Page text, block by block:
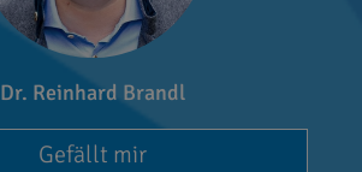
Dr. Reinhard Brandl
Gefällt mir